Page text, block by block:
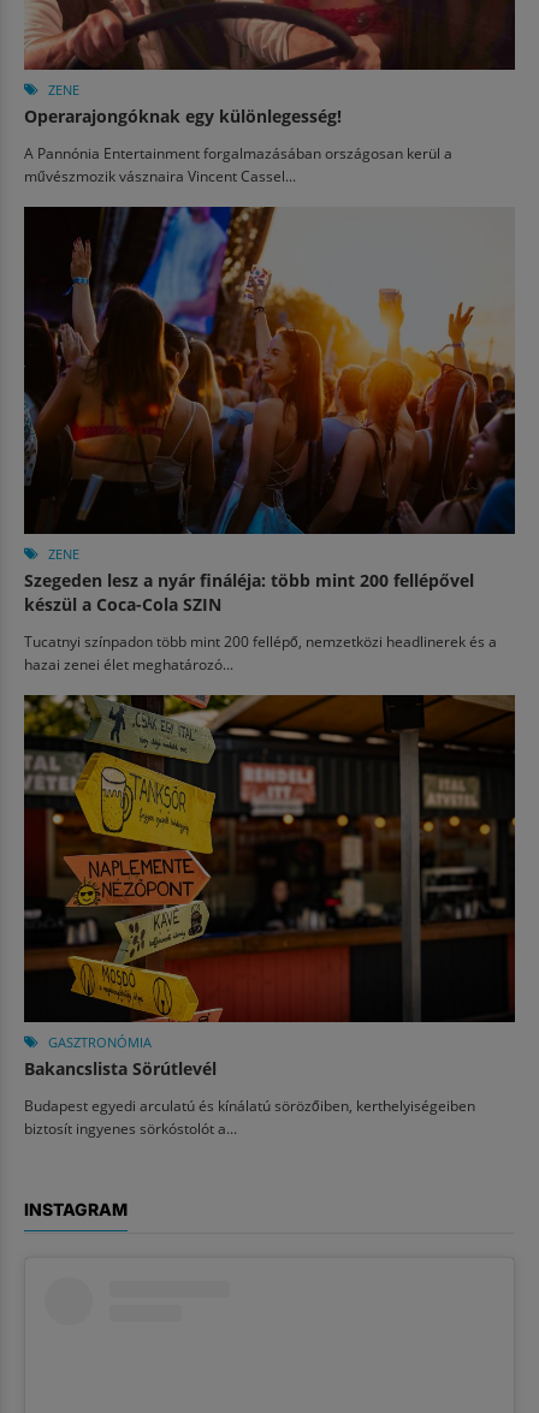
ZENE
Operarajongóknak egy különlegesség!
A Pannónia Entertainment forgalmazásában országosan kerül a
művészmozik vásznaira Vincent Cassel...
ZENE
Szegeden lesz a nyár fináléja: több mint 200 fellépővel
készül a Coca-Cola SZIN
Tucatnyi színpadon több mint 200 fellépő, nemzetközi headlinerek és a
hazai zenei élet meghatározó...
GASZTRONÓMIA
Bakancslista Sörútlevél
Budapest egyedi arculatú és kínálatú sörözőiben, kerthelyiségeiben
biztosít ingyenes sörkóstolót a...
INSTAGRAM